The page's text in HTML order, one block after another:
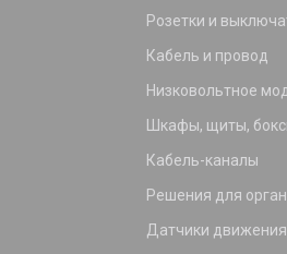
Розетки и
Кабель и провод
Низковольтное
Шкафы, щиты,
Кабель-каналы
Решения для
Датчики